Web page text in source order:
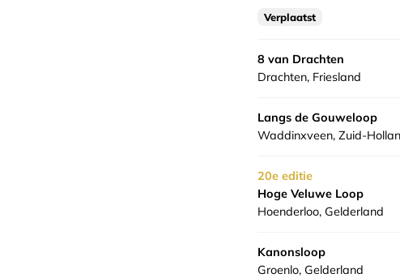
Verplaatst
8 van Drachten
Drachten, Friesland
Langs de Gouweloop
Waddinxveen, Zuid-
20e editie
Hoge Veluwe Loop
Hoenderloo, Gelderland
Kanonsloop
Groenlo, Gelderland